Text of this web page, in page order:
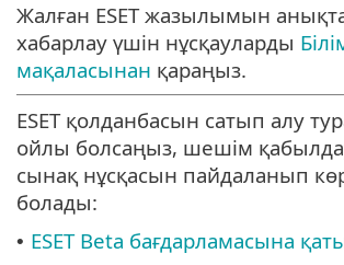
Жалған ESET жазылымын
хабарлау үшін нұсқауларды
мақаласынан қараңыз.
ESET қолданбасын сатып алу
ойлы болсаңыз, шешім
сынақ нұсқасын пайдаланып
болады:
• ESET Beta бағдарламасына